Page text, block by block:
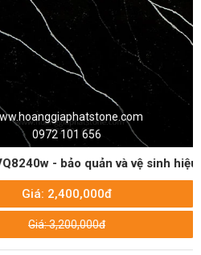
101 656
- bảo quản và vệ sinh hiệu quả
nhất
2,400,000đ
3,200,000đ